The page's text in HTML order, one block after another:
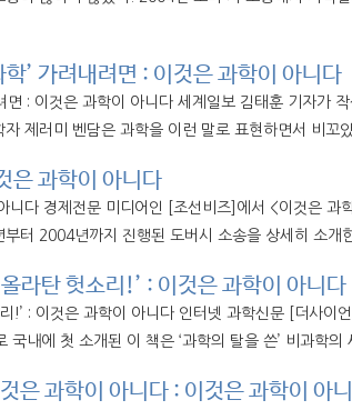
’ 가려내려면 : 이것은 과학이 아니다
면 : 이것은 과학이 아니다 세계일보 김태훈 기자가
제러미 벤담은 과학을 이런 말로 표현하면서 비꼬았
과학이 아니다
다 경제전문 미디어인 [조선비즈]에서 <이것은 과
터 2004년까지 진행된 도버시 소송을 상세히 소개
라탄 헛소리!’ : 이것은 과학이 아니다
!’ : 이것은 과학이 아니다 인터넷 과학신문 [더사이
내에 첫 소개된 이 책은 ‘과학의 탈을 쓴’ 비과학의
과학이 아니다 : 이것은 과학이 아